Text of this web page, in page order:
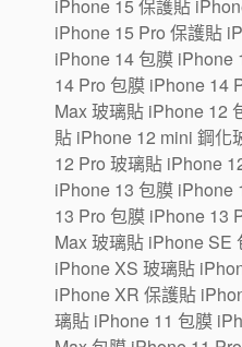
iPhone 15 保護貼
iPhone 15 Pro 保護貼
iPhone 14 包膜 iPhone
14 Pro 包膜 iPhone 14
Max 玻璃貼 iPhone 12
貼 iPhone 12 mini 鋼化
12 Pro 玻璃貼 iPhone
iPhone 13 包膜 iPhone
13 Pro 包膜 iPhone 13
Max 玻璃貼 iPhone SE
iPhone XS 玻璃貼
iPhone XR 保護貼
璃貼 iPhone 11 包膜